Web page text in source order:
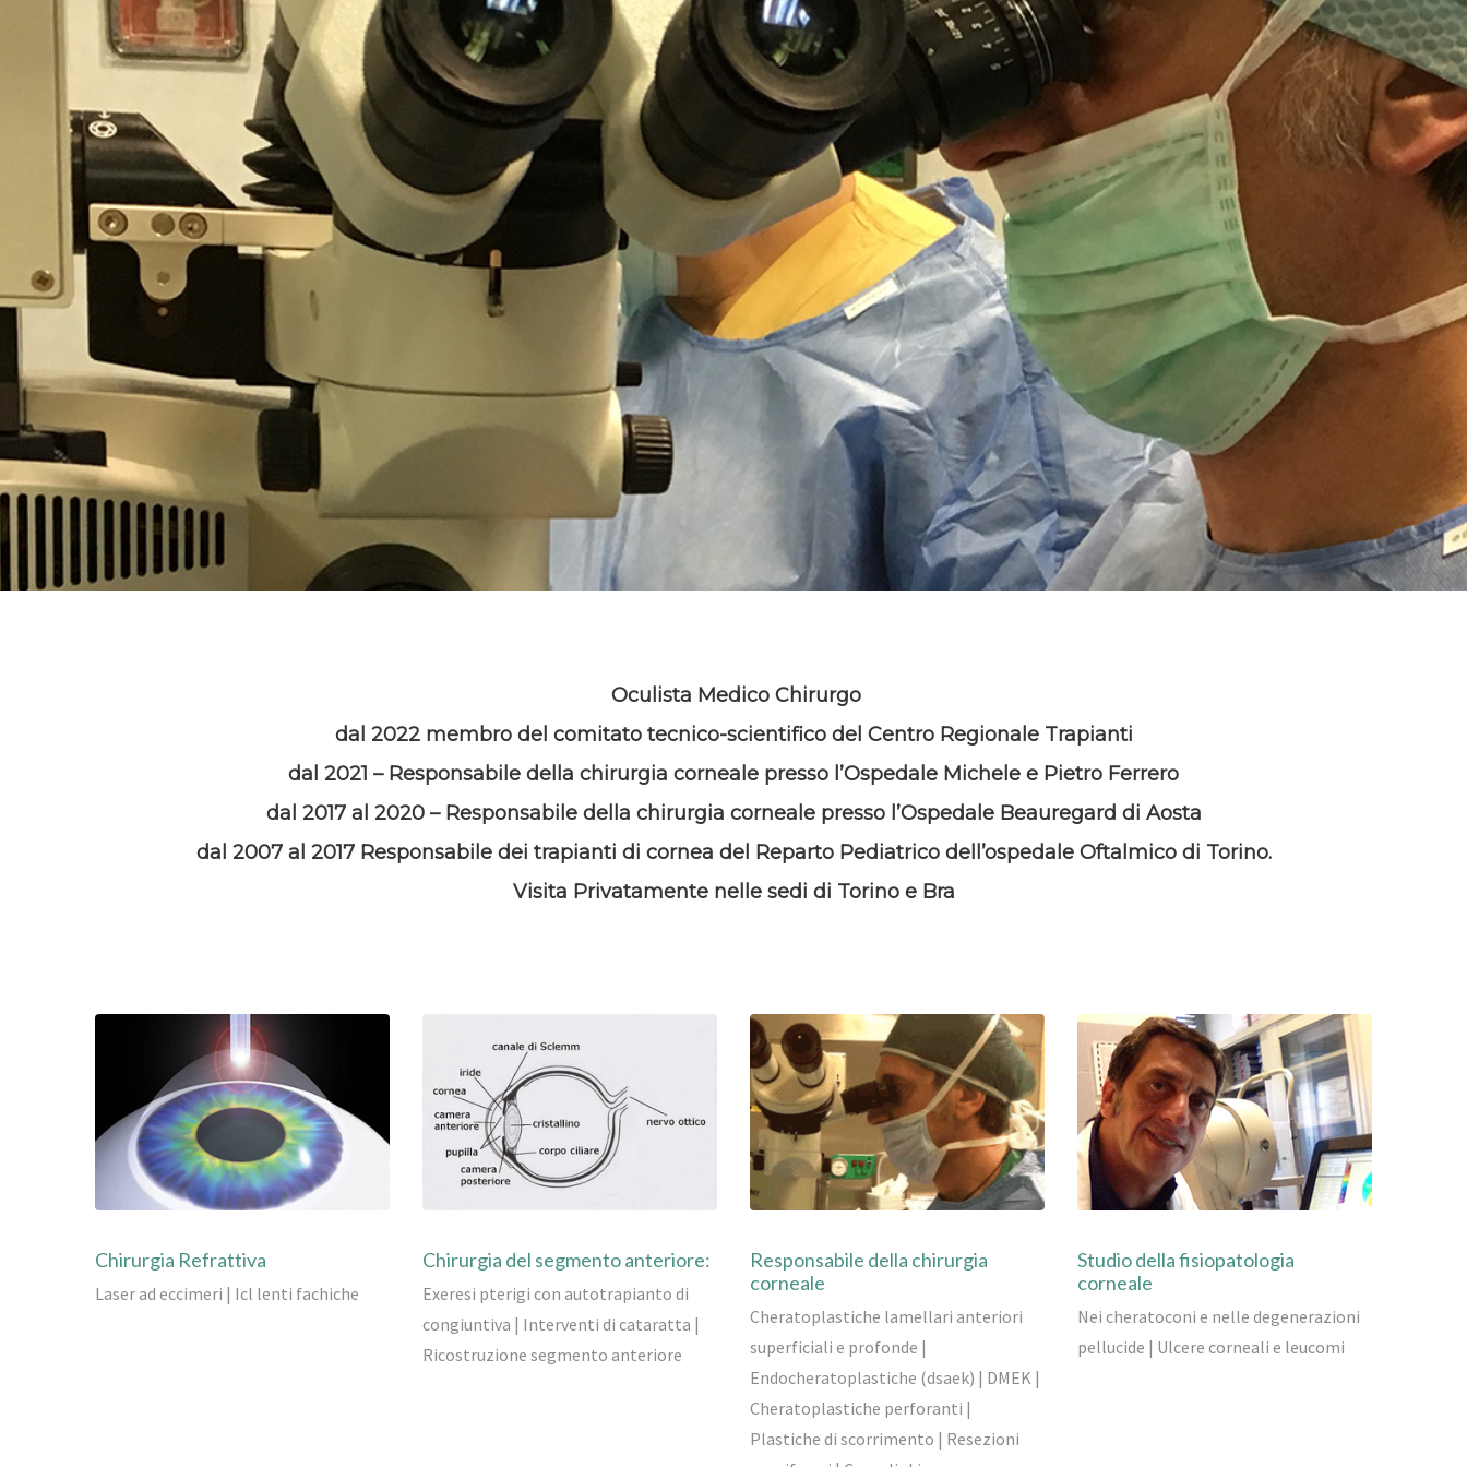
Oculista Medico Chirurgo
dal 2022 membro del comitato tecnico-scientifico del Centro Regionale Trapianti
dal 2021 – Responsabile della chirurgia corneale presso l’Ospedale Michele e Pietro Ferrero
dal 2017 al 2020 – Responsabile della chirurgia corneale presso l’Ospedale Beauregard di Aosta
dal 2007 al 2017 Responsabile dei trapianti di cornea del Reparto Pediatrico dell’ospedale Oftalmico di Torino.
Visita Privatamente nelle sedi di Torino e Bra
Chirurgia Refrattiva
Laser ad eccimeri | Icl lenti fachiche
Chirurgia del segmento anteriore:
Exeresi pterigi con autotrapianto di
congiuntiva | Interventi di cataratta |
Ricostruzione segmento anteriore
Responsabile della chirurgia
corneale
Cheratoplastiche lamellari anteriori
superficiali e profonde |
Endocheratoplastiche (dsaek) | DMEK |
Cheratoplastiche perforanti |
Plastiche di scorrimento | Resezioni
Studio della fisiopatologia
corneale
Nei cheratoconi e nelle degenerazioni
pellucide | Ulcere corneali e leucomi